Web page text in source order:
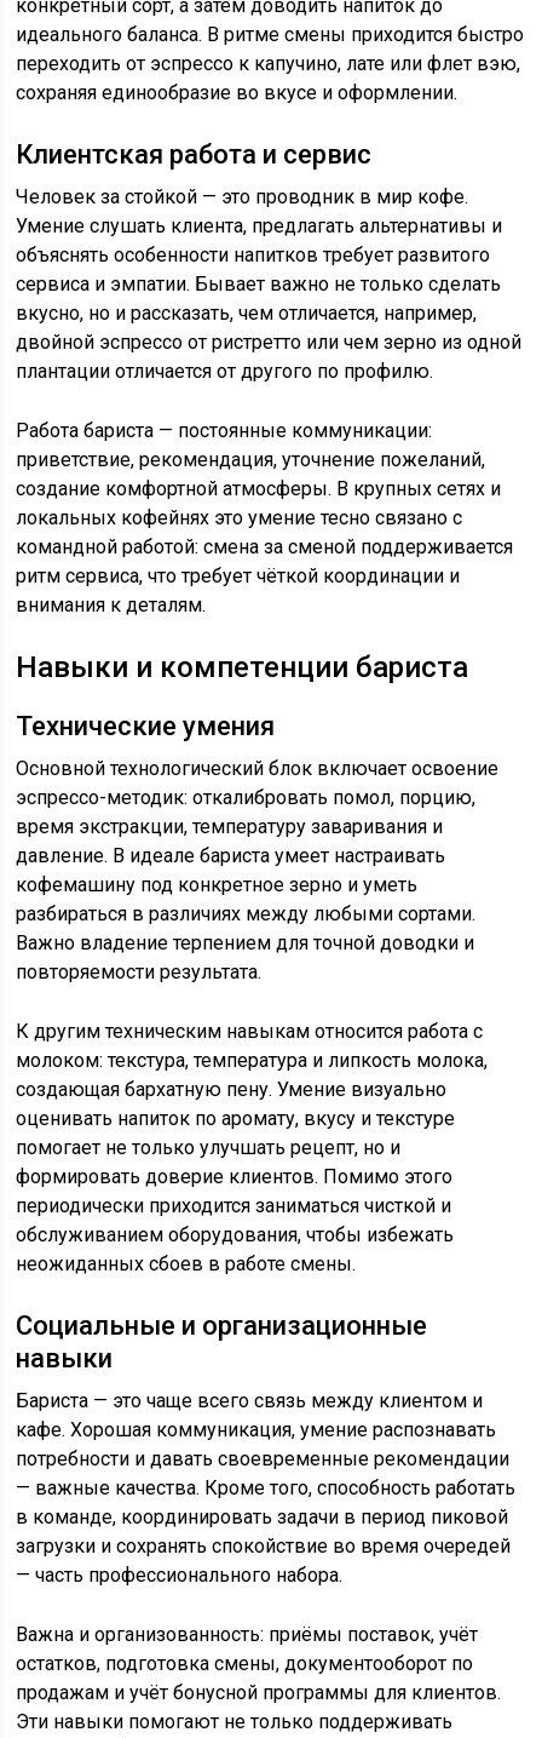
конкретный сорт, а затем доводить напиток до
идеального баланса. В ритме смены приходится быстро
переходить от эспрессо к капучино, лате или флет вэю,
сохраняя единообразие во вкусе и оформлении.
Клиентская работа и сервис
Человек за стойкой — это проводник в мир кофе.
Умение слушать клиента, предлагать альтернативы и
объяснять особенности напитков требует развитого
сервиса и эмпатии. Бывает важно не только сделать
вкусно, но и рассказать, чем отличается, например,
двойной эспрессо от ристретто или чем зерно из одной
плантации отличается от другого по профилю.
Работа бариста — постоянные коммуникации:
приветствие, рекомендация, уточнение пожеланий,
создание комфортной атмосферы. В крупных сетях и
локальных кофейнях это умение тесно связано с
командной работой: смена за сменой поддерживается
ритм сервиса, что требует чёткой координации и
внимания к деталям.
Навыки и компетенции бариста
Технические умения
Основной технологический блок включает освоение
эспрессо-методик: откалибровать помол, порцию,
время экстракции, температуру заваривания и
давление. В идеале бариста умеет настраивать
кофемашину под конкретное зерно и уметь
разбираться в различиях между любыми сортами.
Важно владение терпением для точной доводки и
повторяемости результата.
К другим техническим навыкам относится работа с
молоком: текстура, температура и липкость молока,
создающая бархатную пену. Умение визуально
оценивать напиток по аромату, вкусу и текстуре
помогает не только улучшать рецепт, но и
формировать доверие клиентов. Помимо этого
периодически приходится заниматься чисткой и
обслуживанием оборудования, чтобы избежать
неожиданных сбоев в работе смены.
Социальные и организационные
навыки
Бариста — это чаще всего связь между клиентом и
кафе. Хорошая коммуникация, умение распознавать
потребности и давать своевременные рекомендации
— важные качества. Кроме того, способность работать
в команде, координировать задачи в период пиковой
загрузки и сохранять спокойствие во время очередей
— часть профессионального набора.
Важна и организованность: приёмы поставок, учёт
остатков, подготовка смены, документооборот по
продажам и учёт бонусной программы для клиентов.
Эти навыки помогают не только поддерживать